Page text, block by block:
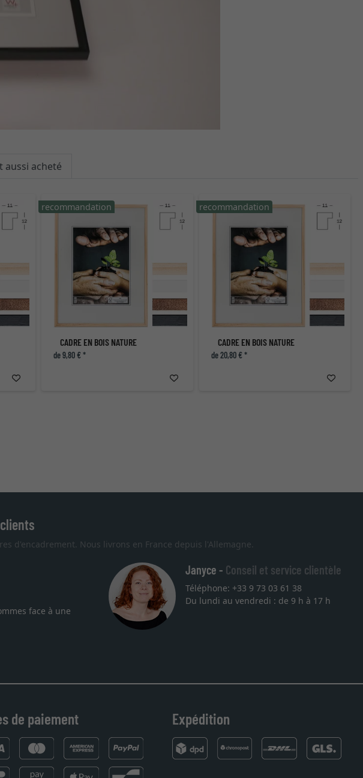
aussi acheté
CADRE EN BOIS NATURE
de 9,80 € *
recommandation
CADRE EN BOIS NATURE
de 20,80 € *
recommandation
d'encadrement. Nous livrons en France depuis l'Allemagne.
face à une
Excellent
Je recherchais un cadre sur mesure pour une lithographie, je
vous. Emballage professionnel, service et livraison dans les
Janyce - Conseil et service clientèle
Téléphone: +33 9 73 03 61 38
Du lundi au vendredi : de 9 h à 17 h
de paiement Expédition